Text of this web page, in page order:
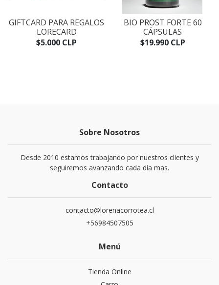
GIFTCARD PARA REGALOS
LORECARD
$5.000 CLP
BIO PROST FORTE 60
CÁPSULAS
$19.990 CLP
Sobre Nosotros
Desde 2010 estamos trabajando por nuestros clientes y
seguiremos avanzando cada día mas.
Contacto
contacto@lorenacorrotea.cl
+56984507505
Menú
Tienda Online